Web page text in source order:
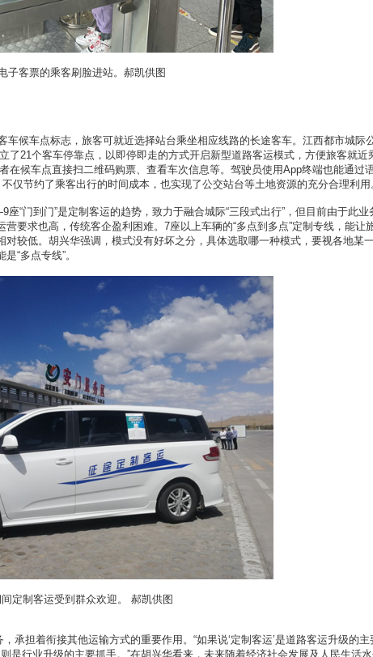
子客票的乘客刷脸进站。郝凯供图
候车点标志，旅客可就近选择站台乘坐相应线路的长途客车。江西都市城际
了21个客车停靠点，以即停即走的方式开启新型道路客运模式，方便旅客就近
在候车点直接扫二维码购票、查看车次信息等。驾驶员使用App终端也能通过
仅节约了乘客出行的时间成本，也实现了公交站台等土地资源的充分合理利用
门到门”是定制客运的趋势，致力于融合城际“三段式出行”，但目前由于此业
要求也高，传统客企盈利困难。7座以上车辆的“多点到多点”定制专线，能让
较低。胡兴华强调，模式没有好坏之分，具体选取哪一种模式，要视各地某
“多点专线”。
定制客运受到群众欢迎。 郝凯供图
担着衔接其他运输方式的重要作用。“如果说‘定制客运’是道路客运升级的主
是行业升级的主要抓手。”在胡兴华看来，未来随着经济社会发展及人民生活